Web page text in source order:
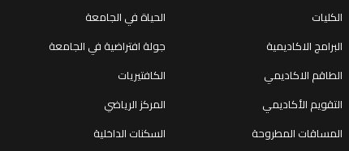
الكليات
البرامج الاكاديمية
الطاقم الاكاديمي
التقويم الأكاديمي
المساقات المطروحة
الحياة في الجامعة
جولة افتراضية في الجامعة
الكافتيريات
المركز الرياضي
السكنات الداخلية